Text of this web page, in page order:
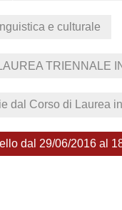
e culturale
TRIENNALE
dal Corso di Laurea
dal 29/06/2016 al